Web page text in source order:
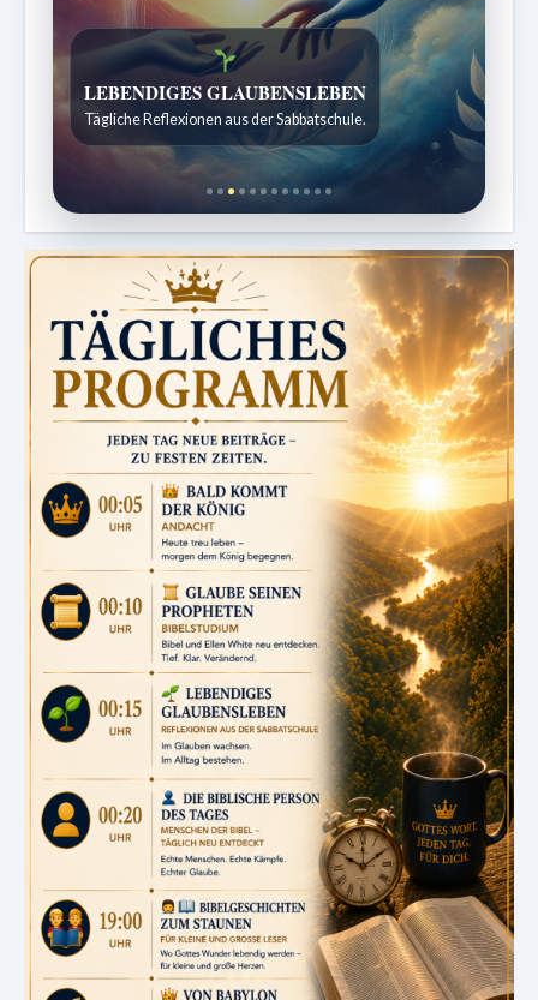
Bibelgeschichten zum Staunen
Kindergeschichten für 7 bis 12 Jahre.